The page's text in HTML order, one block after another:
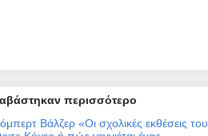
περισσότερο
Βάλζερ «Οι σχολικές εκθέσεις του